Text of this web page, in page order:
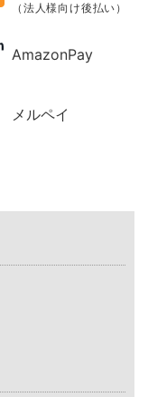
（法人様向け後払い）
AmazonPay
メルペイ